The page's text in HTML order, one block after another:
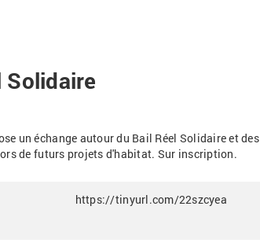
Solidaire
un échange autour du Bail Réel Solidaire et des
de futurs projets d'habitat. Sur inscription.
https://tinyurl.com/22szcyea